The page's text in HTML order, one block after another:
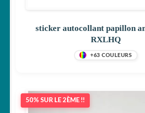
sticker autocollant papillon
RXLHQ
+63 COULEURS
50% SUR LE 2ÈME !!